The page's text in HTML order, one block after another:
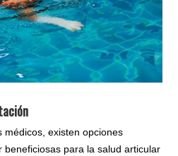
médicos, existen opciones
beneficiosas para la salud articular